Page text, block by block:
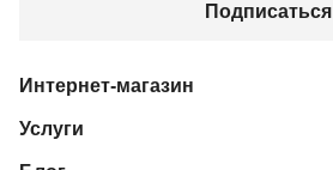
Подписаться
Интернет-магазин
Услуги